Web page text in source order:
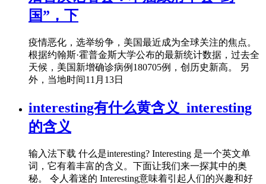
国”，下
疫情恶化，选举纷争，美国最近成为全球关注的焦点。
根据约翰斯·霍普金斯大学公布的最新统计数据，过去全
天候，美国新增确诊病例180705例，创历史新高。 另
外，当地时间11月13日
interesting有什么黄含义_interesting
的含义
输入法下载 什么是interesting? Interesting 是一个英文单
词，它有着丰富的含义。下面让我们来一探其中的奥
秘。 令人着迷的 Interesting意味着引起人们的兴趣和好